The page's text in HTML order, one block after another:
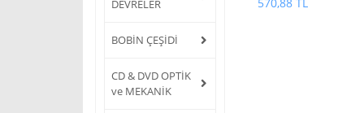
DEVRELER
BOBİN ÇEŞİDİ
CD & DVD OPTİK
ve MEKANİK